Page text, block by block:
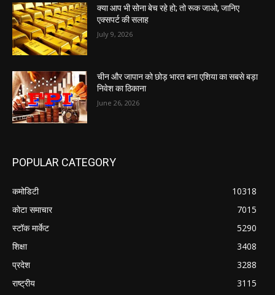
क्या आप भी सोना बेच रहे हो; तो रूक जाओ, जानिए
एक्सपर्ट की सलाह
July 9, 2026
चीन और जापान को छोड़ भारत बना एशिया का सबसे बड़ा
निवेश का ठिकाना
June 26, 2026
POPULAR CATEGORY
कमोडिटी
10318
कोटा समाचार
7015
स्टॉक मार्केट
5290
शिक्षा
3408
प्रदेश
3288
राष्ट्रीय
3115